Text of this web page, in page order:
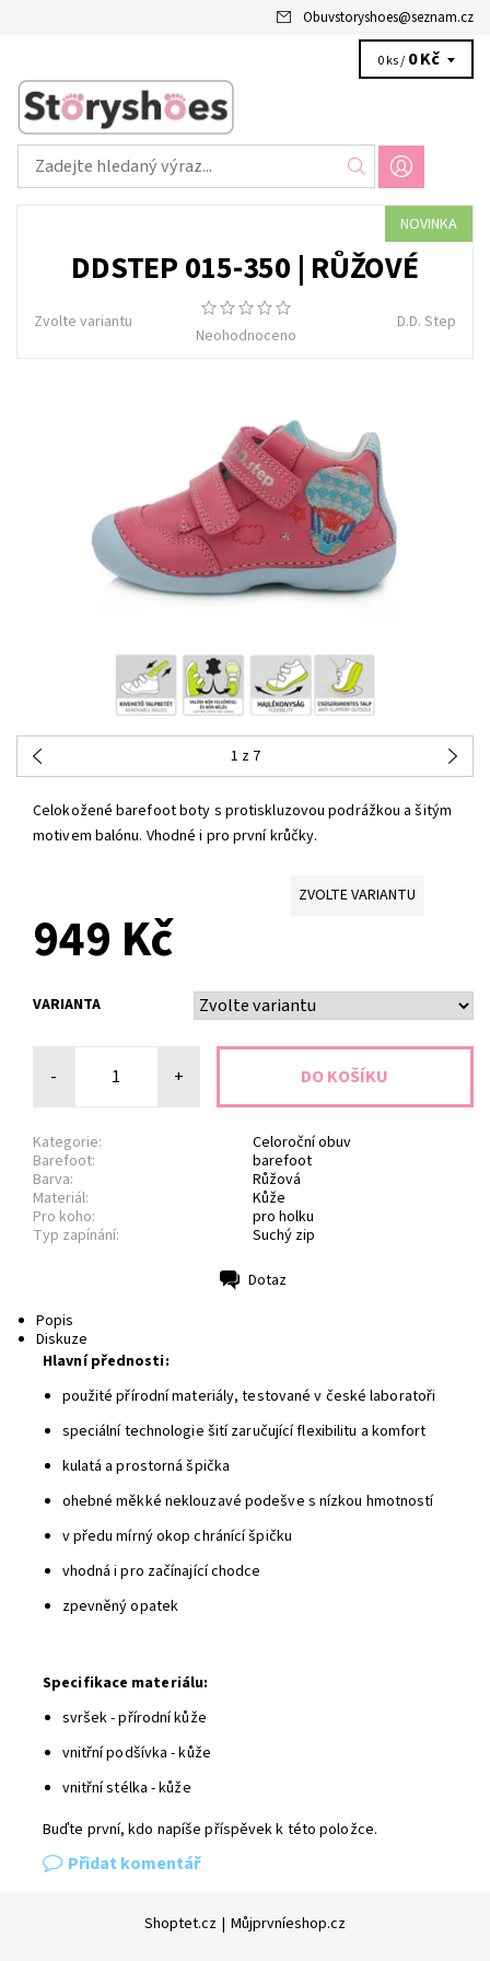
Obuvstoryshoes@seznam.cz
0 ks / 0 Kč
NOVINKA
DDSTEP 015-350 | RŮŽOVÉ
Zvolte variantu
Neohodnoceno
D.D. Step
1 z 7
Celokožené barefoot boty s protiskluzovou podrážkou a šitým
motivem balónu. Vhodné i pro první krůčky.
ZVOLTE VARIANTU
949 Kč
VARIANTA
- +
Kategorie:
Celoroční obuv
Barefoot:
barefoot
Barva:
Růžová
Materiál:
Kůže
Pro koho:
pro holku
Typ zapínání:
Suchý zip
Dotaz
Popis
Diskuze
Hlavní přednosti:
použité přírodní materiály, testované v české laboratoři
speciální technologie šití zaručující flexibilitu a komfort
kulatá a prostorná špička
ohebné měkké neklouzavé podešve s nízkou hmotností
v předu mírný okop chránící špičku
vhodná i pro začínající chodce
zpevněný opatek
Specifikace materiálu:
svršek - přírodní kůže
vnitřní podšívka - kůže
vnitřní stélka - kůže
Buďte první, kdo napíše příspěvek k této položce.
Přidat komentář
Shoptet.cz | Můjprvníeshop.cz